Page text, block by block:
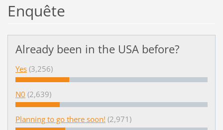
Enquête
Already been in the USA before?
Yes (3,256)
N0 (2,639)
Planning to go there soon! (2,971)